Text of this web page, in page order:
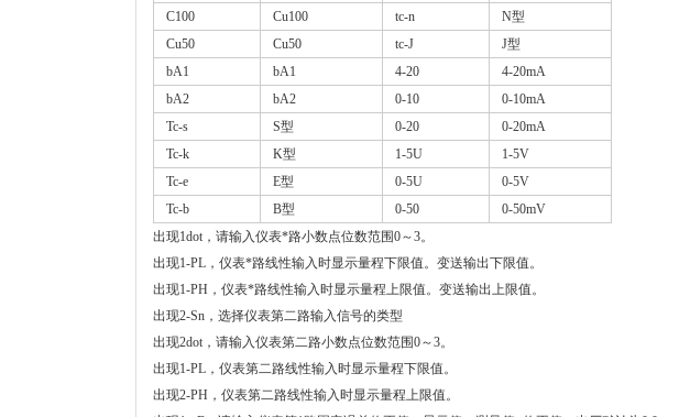
C100
Cu100 tc-n
N型
Cu50
Cu50 tc-J
J型
bA1
bA1 4-20
4-20mA
bA2
bA2 0-10
0-10mA
Tc-s
S型 0-20
0-20mA
Tc-k
K型 1-5U
1-5V
Tc-e
E型 0-5U
0-5V
Tc-b
B型 0-50
0-50mV
出现1dot，请输入仪表*路小数点位数范围0～3。
出现1-PL，仪表*路线性输入时显示量程下限值。变送输出下限值。
出现1-PH，仪表*路线性输入时显示量程上限值。变送输出上限值。
出现2-Sn，选择仪表第二路输入信号的类型
出现2dot，请输入仪表第二路小数点位数范围0～3。
出现1-PL，仪表第二路线性输入时显示量程下限值。
出现2-PH，仪表第二路线性输入时显示量程上限值。